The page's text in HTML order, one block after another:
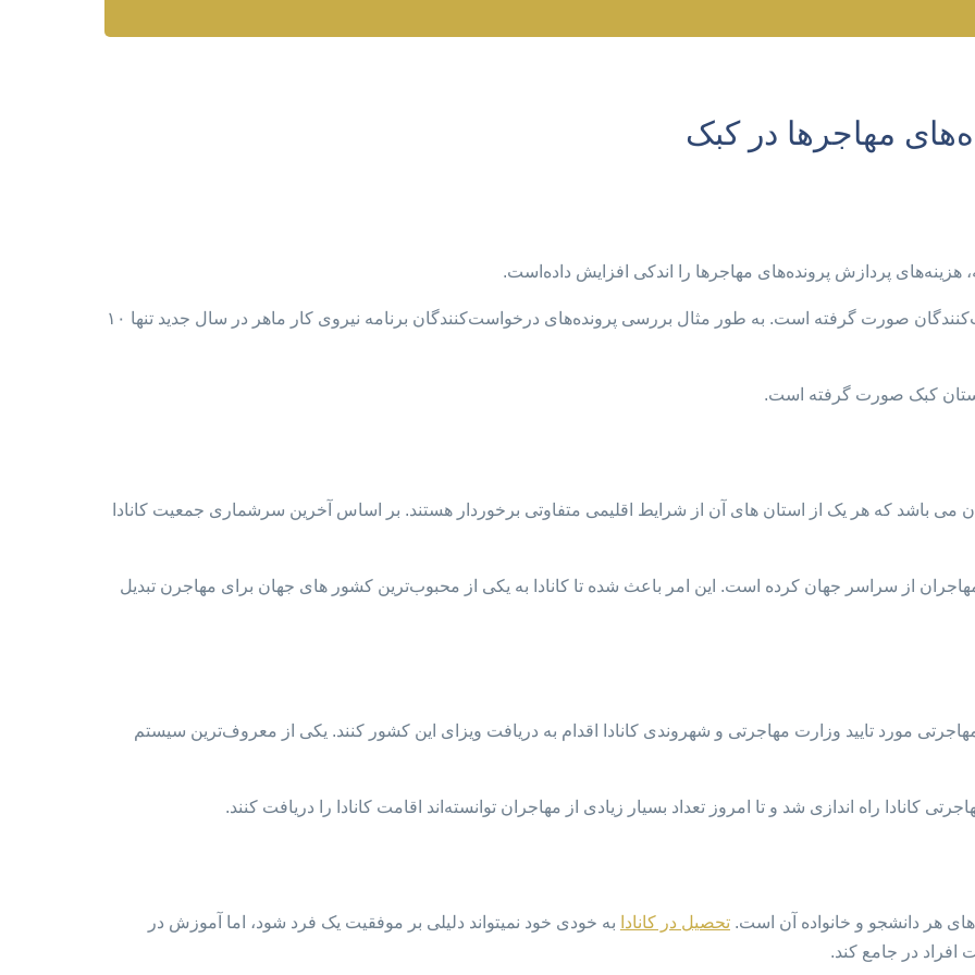
مهاجرها در کبک
هزینه‌های پردازش پرونده‌های مهاجرها را اندکی افزایش داده‌است.
این افزایش با توجه به کم‌ترین فشار اقتصادی به هزینه های درخواست‌کنندگان صورت گرفته است. به طور مثال بررسی پرونده‌های درخواست‌کنندگان برنامه نیروی کار ماهر در سال جدید تنها ۱۰
استان کبک صورت گرفته است.
در شمال قاره آمریکا قرار دارد. این کشور دارای ۱۰ استان می باشد که هر یک از استان های آن از شرایط اقلیمی متفاوتی برخوردار هستند. بر اساس آخرین سرشماری جمعیت کانادا
مهاجران از سراسر جهان کرده است. این امر باعث شده تا کانادا به یکی از محبوب‌ترین کشور های جهان برای مهاجرن تبدیل
مورد تایید وزارت مهاجرتی و شهروندی کانادا اقدام به دریافت ویزای این کشور کنند. یکی از معروف‌ترین سیستم
هر دانشجو و خانواده آن است. تحصیل در کانادا به خودی خود نمیتواند دلیلی بر موفقیت یک فرد شود، اما آموزش در
افراد در جامع کند.